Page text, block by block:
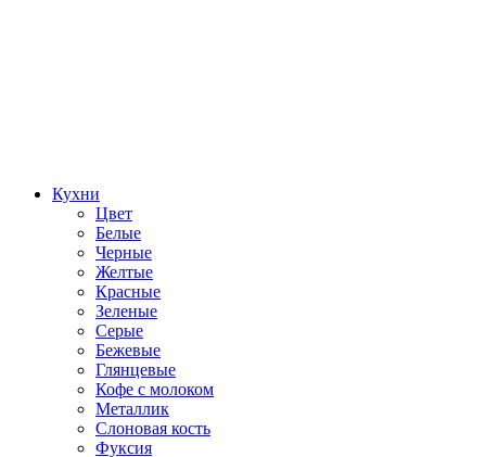
Кухни
Цвет
Белые
Черные
Желтые
Красные
Зеленые
Серые
Бежевые
Глянцевые
Кофе с молоком
Металлик
Слоновая кость
Фуксия